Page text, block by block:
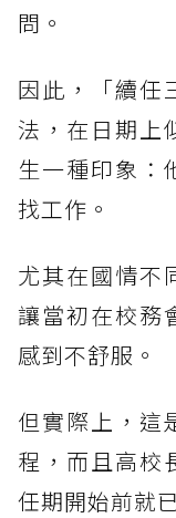
問。
因此，「續任
法，在日期上
生一種印象：
找工作。
尤其在國情不
讓當初在校務
感到不舒服。
但實際上，這
程，而且高校
任期開始前就